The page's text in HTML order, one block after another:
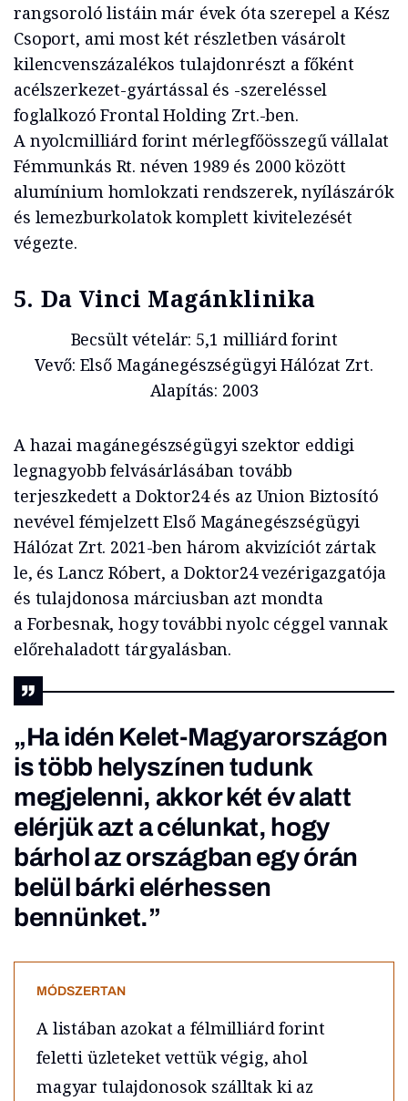
rangsoroló listáin már évek óta szerepel a Kész
Csoport, ami most két részletben vásárolt
kilencvenszázalékos tulajdonrészt a főként
acélszerkezet-gyártással és -szereléssel
foglalkozó Frontal Holding Zrt.-ben.
A nyolcmilliárd forint mérlegfőösszegű vállalat
Fémmunkás Rt. néven 1989 és 2000 között
alumínium homlokzati rendszerek, nyílászárók
és lemezburkolatok komplett kivitelezését
végezte.
5. Da Vinci Magánklinika
Becsült vételár: 5,1 milliárd forint
Vevő: Első Magánegészségügyi Hálózat Zrt.
Alapítás: 2003
A hazai magánegészségügyi szektor eddigi
legnagyobb felvásárlásában tovább
terjeszkedett a Doktor24 és az Union Biztosító
nevével fémjelzett Első Magánegészségügyi
Hálózat Zrt. 2021-ben három akvizíciót zártak
le, és Lancz Róbert, a Doktor24 vezérigazgatója
és tulajdonosa márciusban azt mondta
a Forbesnak, hogy további nyolc céggel vannak
előrehaladott tárgyalásban.
„Ha idén Kelet-Magyarországon
is több helyszínen tudunk
megjelenni, akkor két év alatt
elérjük azt a célunkat, hogy
bárhol az országban egy órán
belül bárki elérhessen
bennünket.”
MÓDSZERTAN
A listában azokat a félmilliárd forint
feletti üzleteket vettük végig, ahol
magyar tulajdonosok szálltak ki az